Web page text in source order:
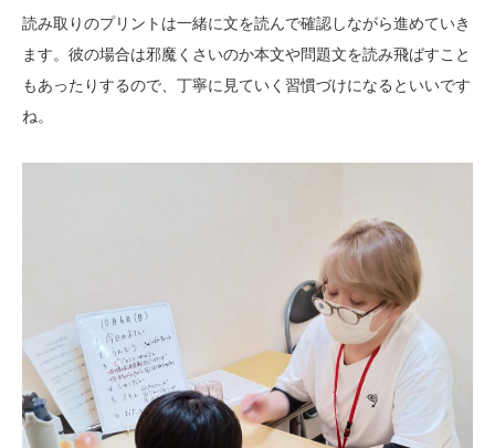
読み取りのプリントは一緒に文を読んで確認しながら進めていき
ます。彼の場合は邪魔くさいのか本文や問題文を読み飛ばすこと
もあったりするので、丁寧に見ていく習慣づけになるといいです
ね。